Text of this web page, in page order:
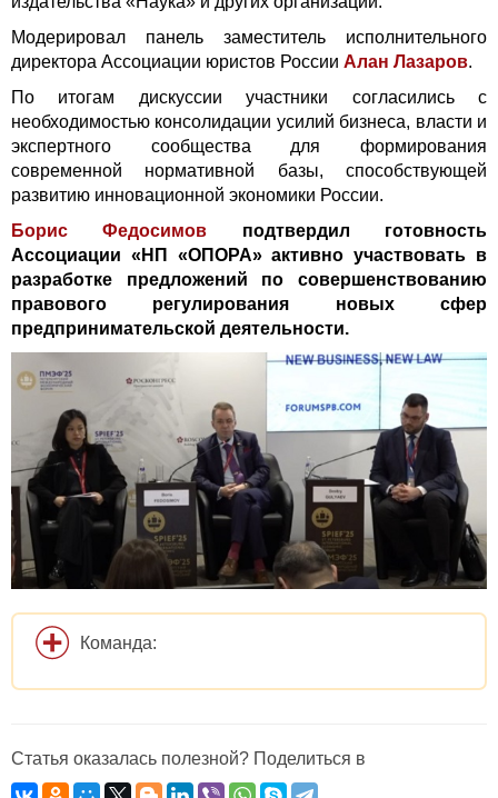
Модерировал панель заместитель исполнительного
директора Ассоциации юристов России Алан Лазаров.
По итогам дискуссии участники согласились с
необходимостью консолидации усилий бизнеса, власти и
экспертного сообщества для формирования
современной нормативной базы, способствующей
развитию инновационной экономики России.
Борис Федосимов подтвердил готовность
Ассоциации «НП «ОПОРА» активно участвовать в
разработке предложений по совершенствованию
правового регулирования новых сфер
предпринимательской деятельности.
Команда:
Статья оказалась полезной? Поделиться в